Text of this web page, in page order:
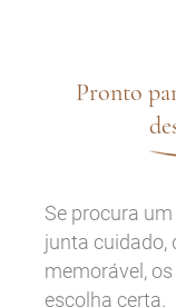
Pronto
Se procura
junta cuidado,
memorável,
escolha certa.